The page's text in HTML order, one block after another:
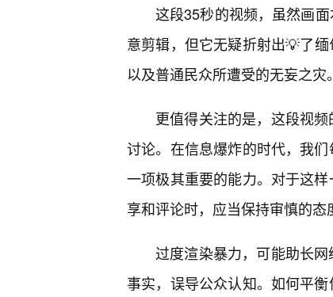
这段35秒的视频，虽然画
意剪辑，但它无疑折射出💡了
以及普通民众所遭受的无妄之灾。
更值得关注的是，这段视
讨论。在信息爆炸的时代，我
一项极其重要的能力。对于这
享和评论时，应当保持审慎的态
过度渲染暴力，可能助长
事实，误导公众认知。如何平